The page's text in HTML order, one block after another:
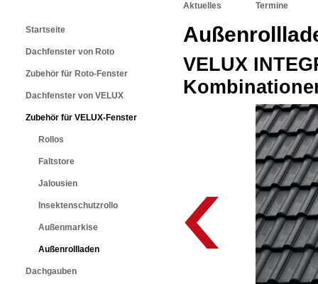
Startseite
Dachfenster von Roto
Zubehör für Roto-Fenster
Dachfenster von VELUX
Zubehör für VELUX-Fenster
Rollos
Faltstore
Jalousien
Insektenschutzrollo
Außenmarkise
Außenrollladen
Dachgauben
Aktuelles Termine
VELUX